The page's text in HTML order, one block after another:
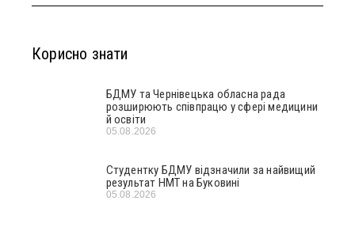
Корисно знати
БДМУ та Чернівецька обласна рада
розширюють співпрацю у сфері медицини
й освіти
05.08.2026
Студентку БДМУ відзначили за найвищий
результат НМТ на Буковині
05.08.2026